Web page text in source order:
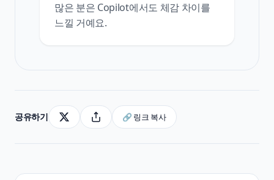
많은 분은 Copilot에서도 체감 차이를
느낄 거예요.
공유하기 🔗 링크 복사